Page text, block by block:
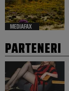
MEDIAFAX
PARTENERI